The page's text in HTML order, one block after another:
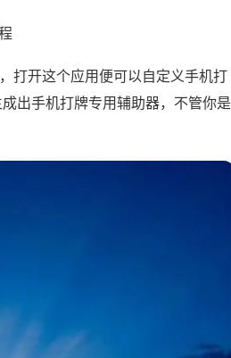
打开这个应用便可以自定义手机打
出手机打牌专用辅助器，不管你是